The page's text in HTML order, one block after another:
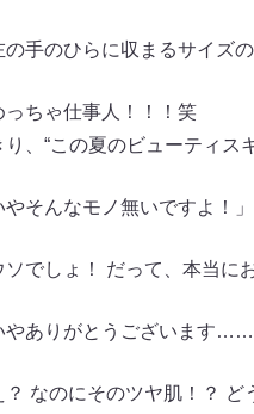
の手のひらに収まるサイズ
っちゃ仕事人！！！笑
り、“この夏のビューティス
やそんなモノ無いですよ！」
ソでしょ！ だって、本当に
やありがとうございます
？ なのにそのツヤ肌！？ ど